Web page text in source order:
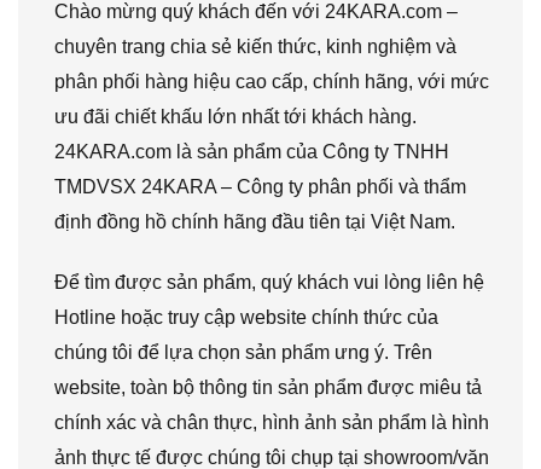
Chào mừng quý khách đến với 24KARA.com –
chuyên trang chia sẻ kiến thức, kinh nghiệm và
phân phối hàng hiệu cao cấp, chính hãng, với mức
ưu đãi chiết khấu lớn nhất tới khách hàng.
24KARA.com là sản phẩm của Công ty TNHH
TMDVSX 24KARA – Công ty phân phối và thẩm
định đồng hồ chính hãng đầu tiên tại Việt Nam.
Để tìm được sản phẩm, quý khách vui lòng liên hệ
Hotline hoặc truy cập website chính thức của
chúng tôi để lựa chọn sản phẩm ưng ý. Trên
website, toàn bộ thông tin sản phẩm được miêu tả
chính xác và chân thực, hình ảnh sản phẩm là hình
ảnh thực tế được chúng tôi chụp tại showroom/văn